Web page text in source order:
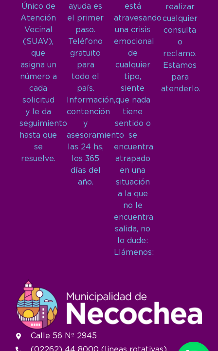
Único de
Atención
Vecinal
(SUAV),
que
asigna un
número a
cada
solicitud
y le da
seguimiento
hasta que
se
resuelve.
ayuda es
el primer
paso.
Teléfono
gratuito
para
todo el
país.
Información,
contención
y
asesoramiento
las 24 hs,
los 365
días del
año.
está
atravesando
una crisis
emocional
de
cualquier
tipo,
siente
que nada
tiene
sentido o
se
encuentra
atrapado
en una
situación
a la que
no le
encuentra
salida, no
lo dude:
Llámenos:
realizar
cualquier
consulta
o
reclamo.
Estamos
para
atenderlo.
Calle 56 Nº 2945